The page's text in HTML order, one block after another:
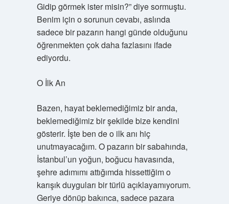
Gidip görmek ister misin?” diye sormuştu.
Benim için o sorunun cevabı, aslında
sadece bir pazarın hangi günde olduğunu
öğrenmekten çok daha fazlasını ifade
ediyordu.
O İlk An
Bazen, hayat beklemediğimiz bir anda,
beklemediğimiz bir şekilde bize kendini
gösterir. İşte ben de o ilk anı hiç
unutmayacağım. O pazarın bir sabahında,
İstanbul’un yoğun, boğucu havasında,
şehre adımımı attığımda hissettiğim o
karışık duyguları bir türlü açıklayamıyorum.
Geriye dönüp bakınca, sadece pazara